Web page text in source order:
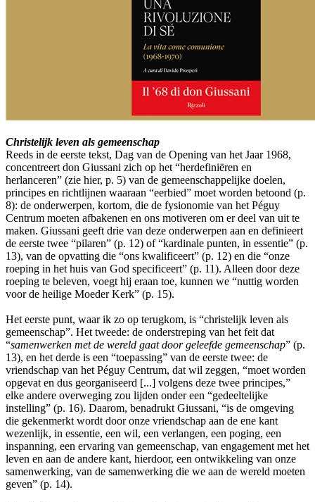
Christelijk leven als gemeenschap
Reeds in de eerste tekst, Dag van de Opening van het Jaar 1968,
concentreert don Giussani zich op het “herdefiniëren en
herlanceren” (zie hier, p. 5) van de gemeenschappelijke doelen,
principes en richtlijnen waaraan “eerbied” moet worden betoond (p.
8): de onderwerpen, kortom, die de fysionomie van het Péguy
Centrum moeten afbakenen en ons motiveren om er deel van uit te
maken. Giussani geeft drie van deze onderwerpen aan en definieert
de eerste twee “pilaren” (p. 12) of “kardinale punten, in essentie” (p.
13), van de opvatting die “ons kwalificeert” (p. 12) en die “onze
roeping in het huis van God specificeert” (p. 11). Alleen door deze
roeping te beleven, voegt hij eraan toe, kunnen we “nuttig worden
voor de heilige Moeder Kerk” (p. 15).
Het eerste punt, waar ik zo op terugkom, is “christelijk leven als
gemeenschap”. Het tweede: de onderstreping van het feit dat
“samenwerken met de wereld gaat door geleefde gemeenschap” (p.
13), en het derde is een “toepassing” van de eerste twee: de
vriendschap van het Péguy Centrum, dat wil zeggen, “moet worden
opgevat en dus georganiseerd [...] volgens deze twee principes,”
elke andere overweging zou lijden onder een “gedeeltelijke
instelling” (p. 16). Daarom, benadrukt Giussani, “is de omgeving
die gekenmerkt wordt door onze vriendschap aan de ene kant
wezenlijk, in essentie, een wil, een verlangen, een poging, een
inspanning, een ervaring van gemeenschap, van engagement met het
leven en aan de andere kant, hierdoor, een ontwikkeling van onze
samenwerking, van de samenwerking die we aan de wereld moeten
geven” (p. 14).